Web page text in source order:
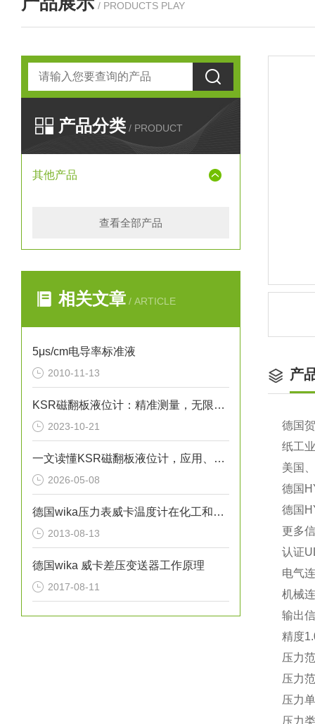
/ PRODUCTS PLAY
产品分类 / PRODUCT
其他产品
查看全部产品
相关文章 / ARTICLE
5μs/cm电导率标准液
2010-11-13
KSR磁翻板液位计：精准测量，无限可能
2023-10-21
一文读懂KSR磁翻板液位计，应用、操作与养护
2026-05-08
德国wika压力表威卡温度计在化工和石油行业的应用
2013-08-13
德国wika 威卡差压变送器工作原理
2017-08-11
产
德国
纸工
美国
德国
德国
更多
认证
电气
机械
输出
精度
压力
压力
压力
压力